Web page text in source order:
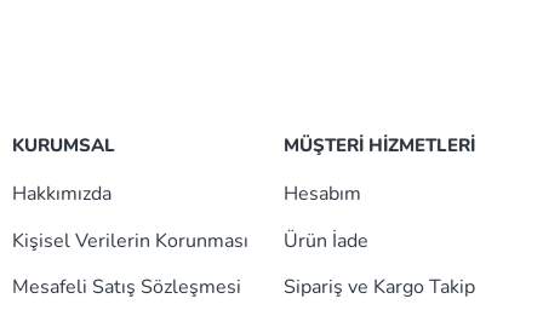
KURUMSAL
Hakkımızda
Kişisel Verilerin Korunması
Mesafeli Satış Sözleşmesi
MÜŞTERİ HİZMETLERİ
Hesabım
Ürün İade
Sipariş ve Kargo Takip